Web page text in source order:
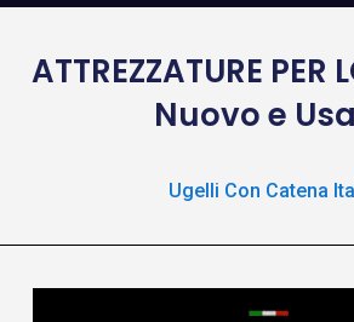
ATTREZZATURE PER
Nuovo e
Ugelli Con Catena